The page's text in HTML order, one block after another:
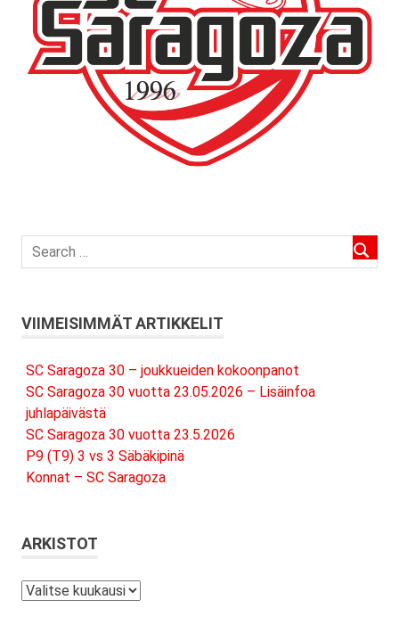
VIIMEISIMMÄT ARTIKKELIT
SC Saragoza 30 – joukkueiden kokoonpanot
SC Saragoza 30 vuotta 23.05.2026 – Lisäinfoa
juhlapäivästä
SC Saragoza 30 vuotta 23.5.2026
P9 (T9) 3 vs 3 Säbäkipinä
Konnat – SC Saragoza
ARKISTOT
Arkistot